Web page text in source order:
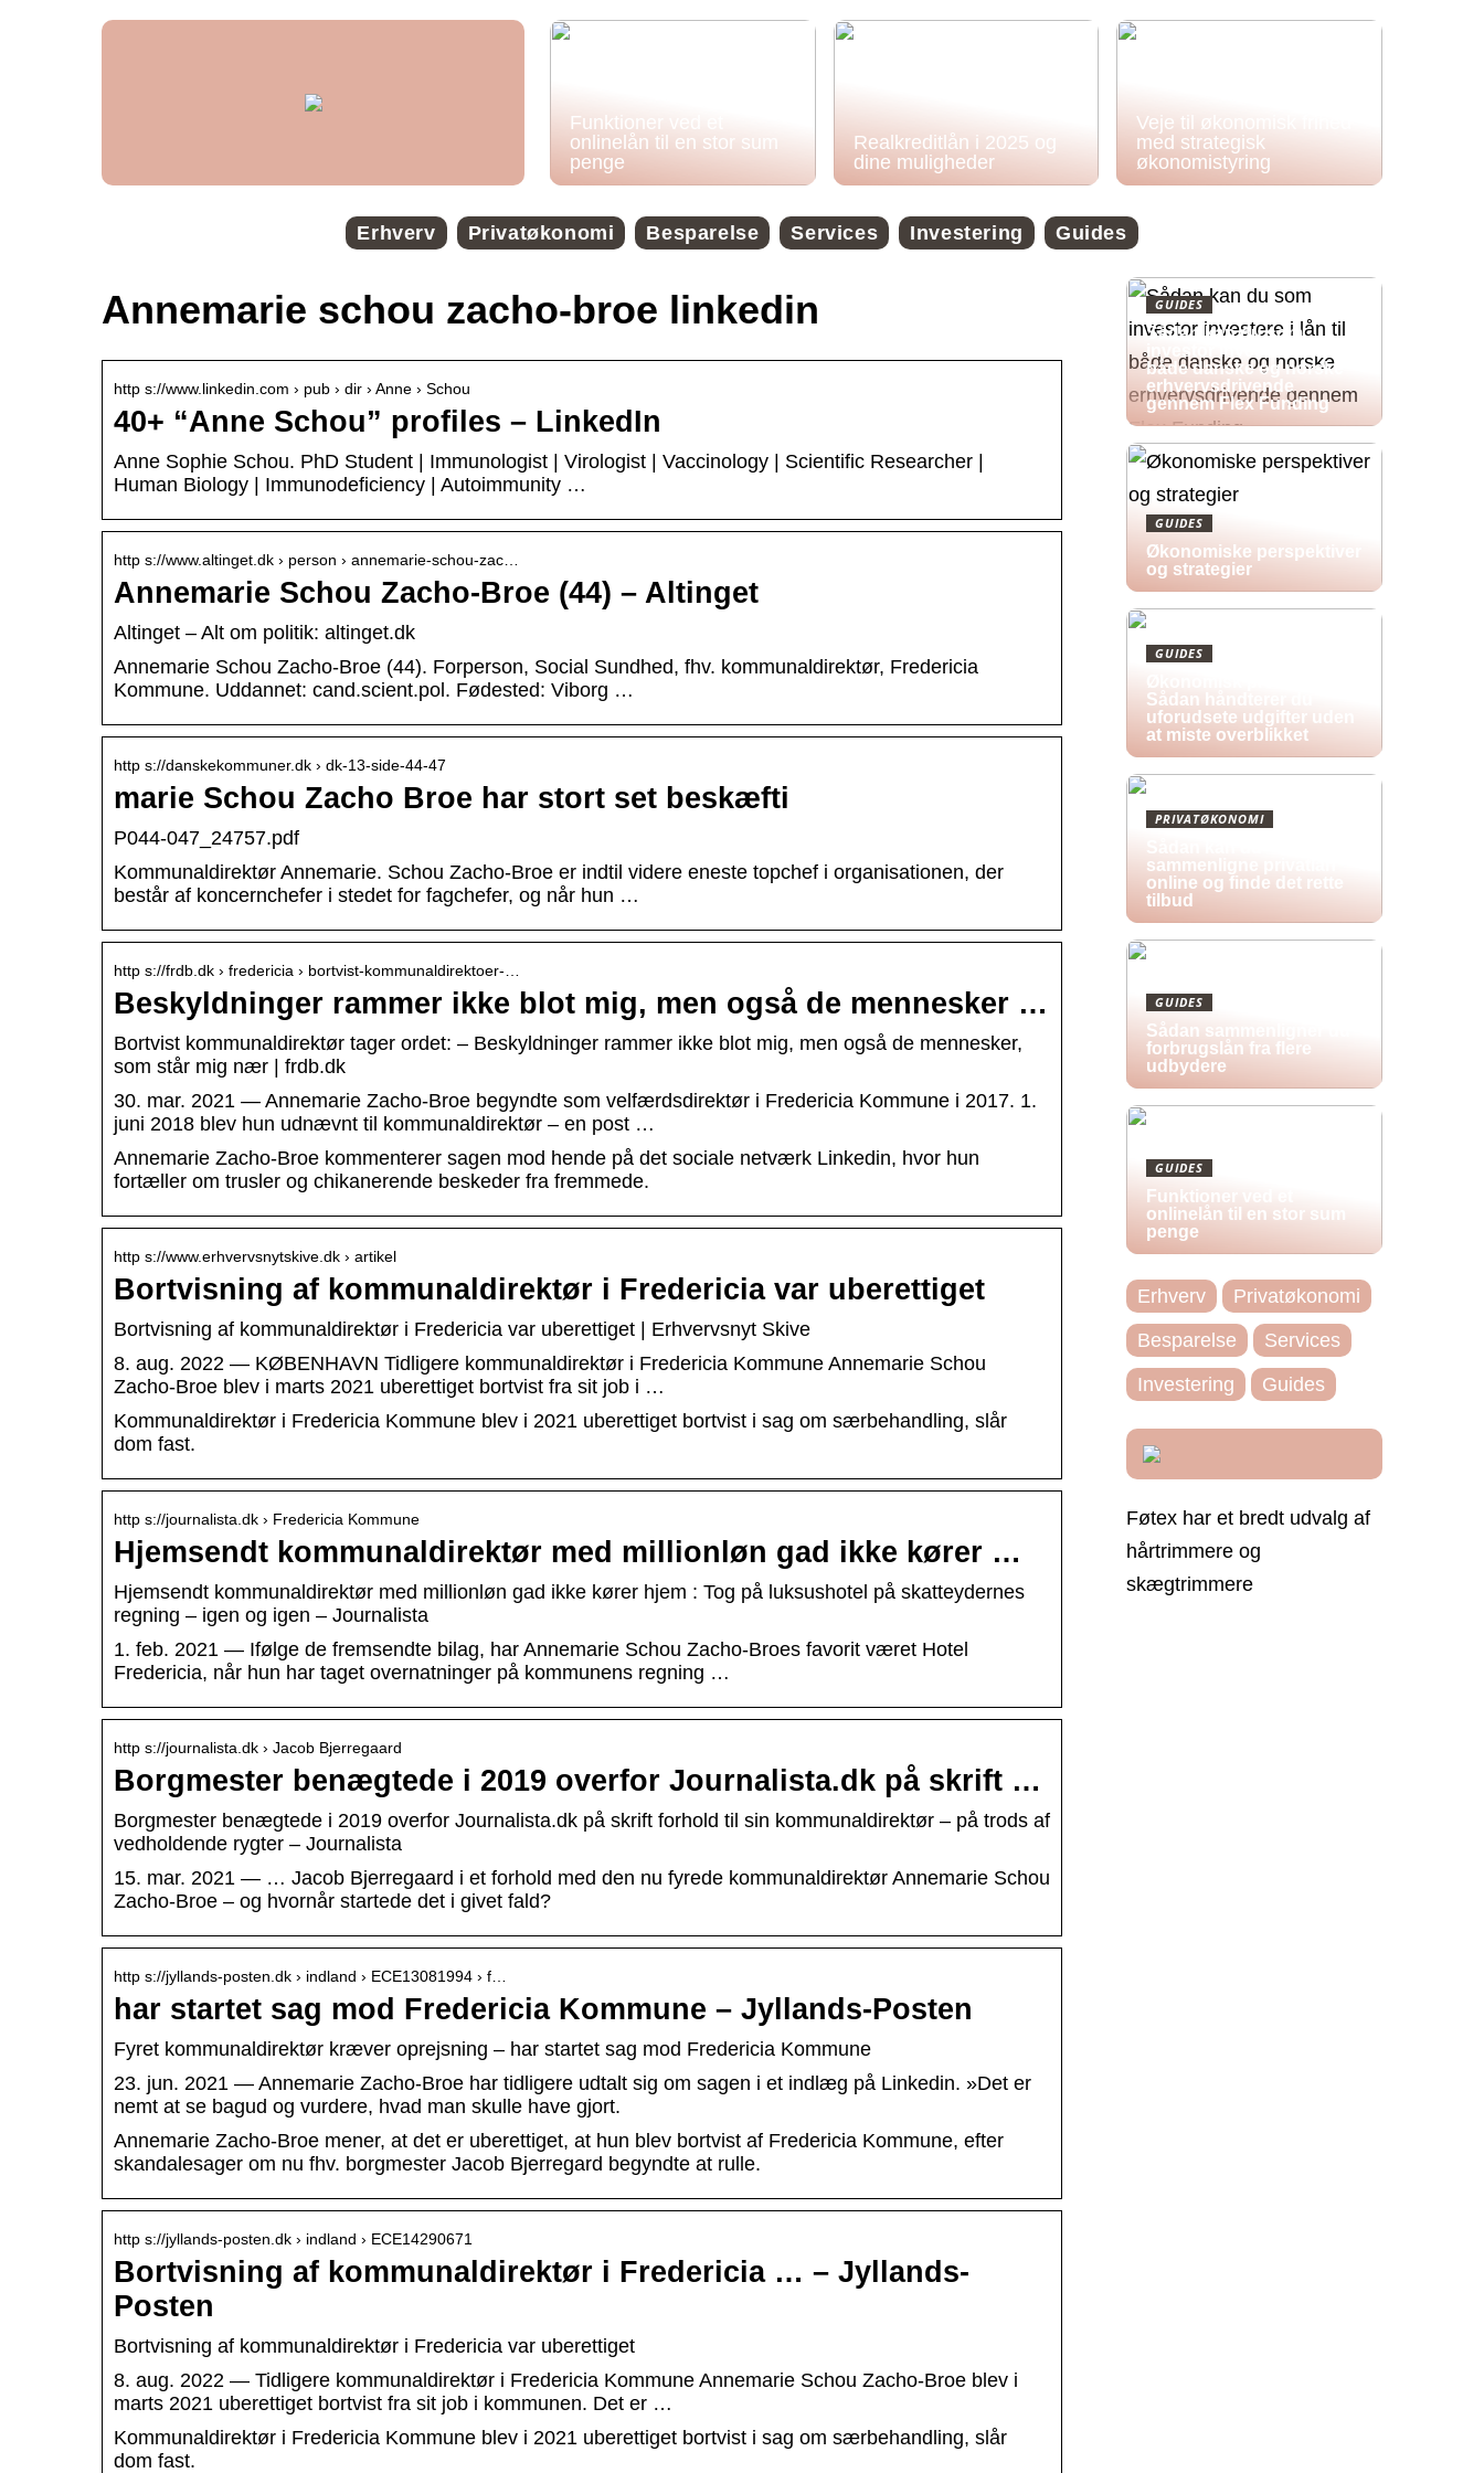
Funktioner ved et
onlinelån til en stor sum
penge
Realkreditlån i 2025 og
dine muligheder
Veje til økonomisk frihed
med strategisk
økonomistyring
Erhverv Privatøkonomi Besparelse Services Investering Guides
Annemarie schou zacho-broe linkedin
http s://www.linkedin.com › pub › dir › Anne › Schou
40+ “Anne Schou” profiles – LinkedIn
Anne Sophie Schou. PhD Student | Immunologist | Virologist | Vaccinology | Scientific Researcher |
Human Biology | Immunodeficiency | Autoimmunity …
http s://www.altinget.dk › person › annemarie-schou-zac…
Annemarie Schou Zacho-Broe (44) – Altinget
Altinget – Alt om politik: altinget.dk
Annemarie Schou Zacho-Broe (44). Forperson, Social Sundhed, fhv. kommunaldirektør, Fredericia
Kommune. Uddannet: cand.scient.pol. Fødested: Viborg …
http s://danskekommuner.dk › dk-13-side-44-47
marie Schou Zacho Broe har stort set beskæfti
P044-047_24757.pdf
Kommunaldirektør Annemarie. Schou Zacho-Broe er indtil videre eneste topchef i organisationen, der
består af koncernchefer i stedet for fagchefer, og når hun …
http s://frdb.dk › fredericia › bortvist-kommunaldirektoer-…
Beskyldninger rammer ikke blot mig, men også de mennesker …
Bortvist kommunaldirektør tager ordet: – Beskyldninger rammer ikke blot mig, men også de mennesker,
som står mig nær | frdb.dk
30. mar. 2021 — Annemarie Zacho-Broe begyndte som velfærdsdirektør i Fredericia Kommune i 2017. 1.
juni 2018 blev hun udnævnt til kommunaldirektør – en post …
Annemarie Zacho-Broe kommenterer sagen mod hende på det sociale netværk Linkedin, hvor hun
fortæller om trusler og chikanerende beskeder fra fremmede.
http s://www.erhvervsnytskive.dk › artikel
Bortvisning af kommunaldirektør i Fredericia var uberettiget
Bortvisning af kommunaldirektør i Fredericia var uberettiget | Erhvervsnyt Skive
8. aug. 2022 — KØBENHAVN Tidligere kommunaldirektør i Fredericia Kommune Annemarie Schou
Zacho-Broe blev i marts 2021 uberettiget bortvist fra sit job i …
Kommunaldirektør i Fredericia Kommune blev i 2021 uberettiget bortvist i sag om særbehandling, slår
dom fast.
http s://journalista.dk › Fredericia Kommune
Hjemsendt kommunaldirektør med millionløn gad ikke kører …
Hjemsendt kommunaldirektør med millionløn gad ikke kører hjem : Tog på luksushotel på skatteydernes
regning – igen og igen – Journalista
1. feb. 2021 — Ifølge de fremsendte bilag, har Annemarie Schou Zacho-Broes favorit været Hotel
Fredericia, når hun har taget overnatninger på kommunens regning …
http s://journalista.dk › Jacob Bjerregaard
Borgmester benægtede i 2019 overfor Journalista.dk på skrift …
Borgmester benægtede i 2019 overfor Journalista.dk på skrift forhold til sin kommunaldirektør – på trods af
vedholdende rygter – Journalista
15. mar. 2021 — … Jacob Bjerregaard i et forhold med den nu fyrede kommunaldirektør Annemarie Schou
Zacho-Broe – og hvornår startede det i givet fald?
http s://jyllands-posten.dk › indland › ECE13081994 › f…
har startet sag mod Fredericia Kommune – Jyllands-Posten
Fyret kommunaldirektør kræver oprejsning – har startet sag mod Fredericia Kommune
23. jun. 2021 — Annemarie Zacho-Broe har tidligere udtalt sig om sagen i et indlæg på Linkedin. »Det er
nemt at se bagud og vurdere, hvad man skulle have gjort.
Annemarie Zacho-Broe mener, at det er uberettiget, at hun blev bortvist af Fredericia Kommune, efter
skandalesager om nu fhv. borgmester Jacob Bjerregard begyndte at rulle.
http s://jyllands-posten.dk › indland › ECE14290671
Bortvisning af kommunaldirektør i Fredericia … – Jyllands-
Posten
Bortvisning af kommunaldirektør i Fredericia var uberettiget
8. aug. 2022 — Tidligere kommunaldirektør i Fredericia Kommune Annemarie Schou Zacho-Broe blev i
marts 2021 uberettiget bortvist fra sit job i kommunen. Det er …
Kommunaldirektør i Fredericia Kommune blev i 2021 uberettiget bortvist i sag om særbehandling, slår
dom fast.
GUIDES
Sådan kan du som
investor investere i lån til
både danske og norske
erhvervsdrivende
gennem Flex Funding
GUIDES
Økonomiske perspektiver
og strategier
GUIDES
Sådan håndterer du
uforudsete udgifter uden
at miste overblikket
PRIVATØKONOMI
sammenligne privatlån
online og finde det rette
tilbud
GUIDES
Sådan sammenligner du
forbrugslån fra flere
udbydere
GUIDES
Funktioner ved et
onlinelån til en stor sum
penge
Erhverv
Privatøkonomi
Besparelse
Services
Investering
Guides
Føtex har et bredt udvalg af
hårtrimmere og
skægtrimmere